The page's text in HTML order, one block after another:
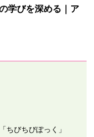
学びを深める｜ア
ちびちびぽっく」